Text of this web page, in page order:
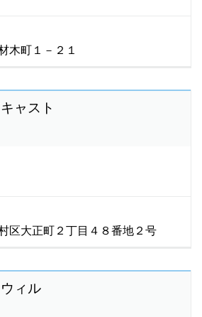
木町１－２１
ャスト
区大正町２丁目４８番地２号
ィル